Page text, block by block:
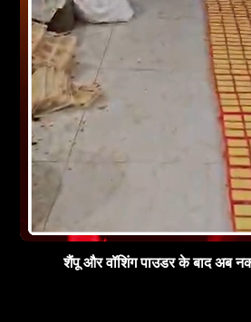
शैंपू और वॉशिंग पाउडर के बाद अब